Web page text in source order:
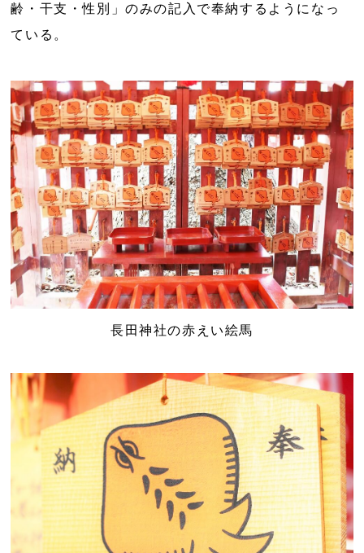
齢・干支・性別」のみの記入で奉納するようになっ
ている。
長田神社の赤えい絵馬